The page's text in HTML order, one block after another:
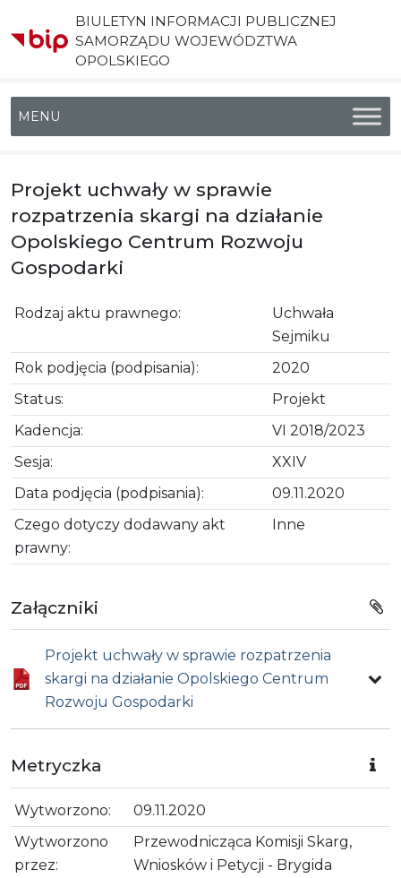
BIULETYN INFORMACJI PUBLICZNEJ
SAMORZĄDU WOJEWÓDZTWA
OPOLSKIEGO
Menu główne
Projekt uchwały w sprawie
rozpatrzenia skargi na działanie
Opolskiego Centrum Rozwoju
Gospodarki
Rodzaj aktu prawnego:
Uchwała
Sejmiku
Rok podjęcia (podpisania):
2020
Status:
Projekt
Kadencja:
VI 2018/2023
Sesja:
XXIV
Data podjęcia (podpisania):
09.11.2020
Czego dotyczy dodawany akt
prawny:
Inne
Załączniki
Projekt uchwały w sprawie rozpatrzenia
skargi na działanie Opolskiego Centrum
Rozwoju Gospodarki
Metryczka
Wytworzono:
09.11.2020
Wytworzono
przez:
Przewodnicząca Komisji Skarg,
Wniosków i Petycji - Brygida